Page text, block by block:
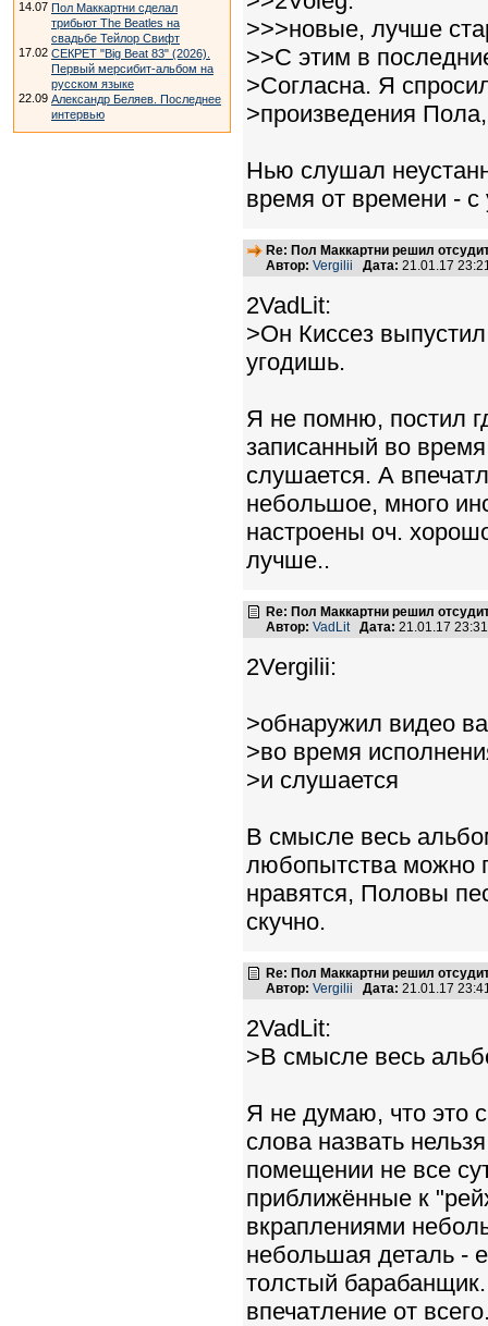
14.07 Пол Маккартни сделал
трибьют The Beatles на
свадьбе Тейлор Свифт
17.02 СЕКРЕТ "Big Beat 83" (2026).
Первый мерсибит-альбом на
русском языке
22.09 Александр Беляев. Последнее
интервью
>>>новые, лучше
>>С этим в
>Согласна. Я
>произведения
Нью слушал
время от времени - с
Re: Пол Маккартни решил
Автор: Vergilii Дата: 21.01.17
2VadLit:
>Он Киссез
угодишь.
Я не помню, постил
записанный во
слушается. А
небольшое, много
настроены оч.
лучше..
Re: Пол Маккартни решил
Автор: VadLit Дата: 21.01.17
2Vergilii:
>обнаружил видео
>во время
>и слушается
В смысле весь
любопытства можно
нравятся, Половы
скучно.
Re: Пол Маккартни решил
Автор: Vergilii Дата: 21.01.17
2VadLit:
>В смысле весь
Я не думаю, что это
слова назвать
помещении не все
приближённые к
вкраплениями
небольшая деталь -
толстый
впечатление от